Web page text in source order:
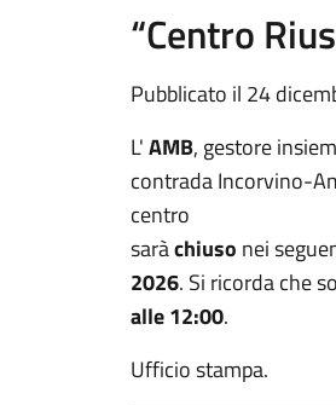
“Centro
Pubblicato il 24
L'AMB, gestore
contrada Incorvino-
centro
saràchiuso nei
2026. Si ricorda che
alle 12:00.
Ufficio stampa.